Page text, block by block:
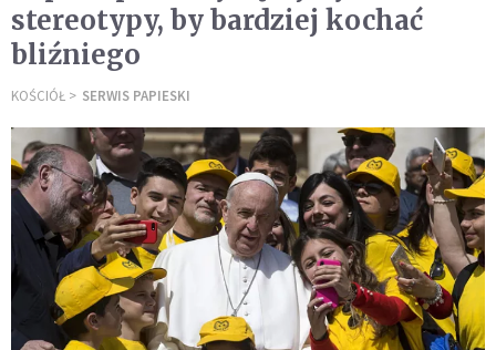
stereotypy, by bardziej kochać
bliźniego
KOŚCIÓŁ SERWIS PAPIESKI